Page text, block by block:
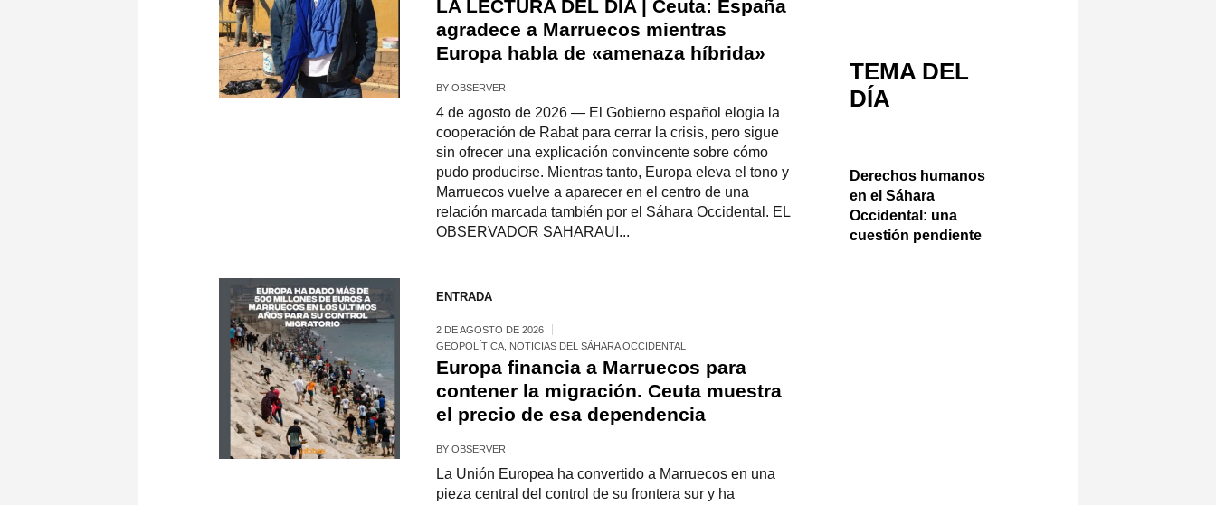
LA LECTURA DEL DÍA | Ceuta: España
agradece a Marruecos mientras
Europa habla de «amenaza híbrida»
BY OBSERVER
4 de agosto de 2026 — El Gobierno español elogia la
cooperación de Rabat para cerrar la crisis, pero sigue
sin ofrecer una explicación convincente sobre cómo
pudo producirse. Mientras tanto, Europa eleva el tono y
Marruecos vuelve a aparecer en el centro de una
relación marcada también por el Sáhara Occidental. EL
OBSERVADOR SAHARAUI...
ENTRADA
2 DE AGOSTO DE 2026
GEOPOLÍTICA, NOTICIAS DEL SÁHARA OCCIDENTAL
Europa financia a Marruecos para
contener la migración. Ceuta muestra
el precio de esa dependencia
BY OBSERVER
La Unión Europea ha convertido a Marruecos en una
pieza central del control de su frontera sur y ha
TEMA DEL
DÍA
Derechos humanos
en el Sáhara
Occidental: una
cuestión pendiente